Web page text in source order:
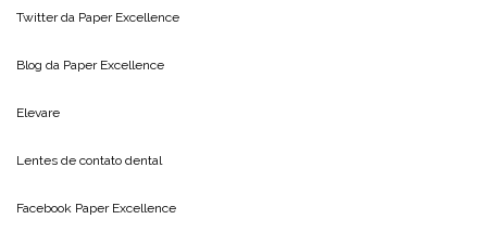
Twitter da Paper Excellence
Blog da Paper Excellence
Elevare
Lentes de contato dental
Facebook Paper Excellence